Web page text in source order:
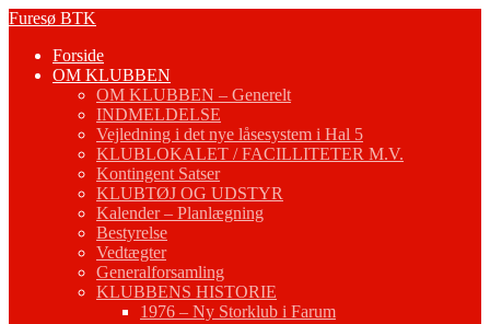
Fortsæt
indhold
Furesø BTK
Forside
OM KLUBBEN
OM KLUBBEN – Generelt
INDMELDELSE
Vejledning i det nye låsesystem i Hal 5
KLUBLOKALET / FACILLITETER M.V.
Kontingent Satser
KLUBTØJ OG UDSTYR
Kalender – Planlægning
Bestyrelse
Vedtægter
Generalforsamling
KLUBBENS HISTORIE
1976 – Ny Storklub i Farum